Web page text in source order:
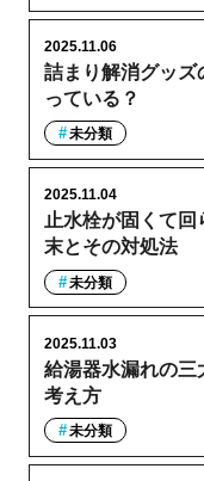
詰まり解消グッズ
っている？
2025.11.06
未分類
止水栓が固くて回
末とその対処法
2025.11.04
未分類
給湯器水漏れの三
考え方
2025.11.03
未分類